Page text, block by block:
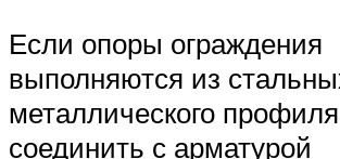
Если опоры ограждения
выполняются из
металлического
соединить с арматурой